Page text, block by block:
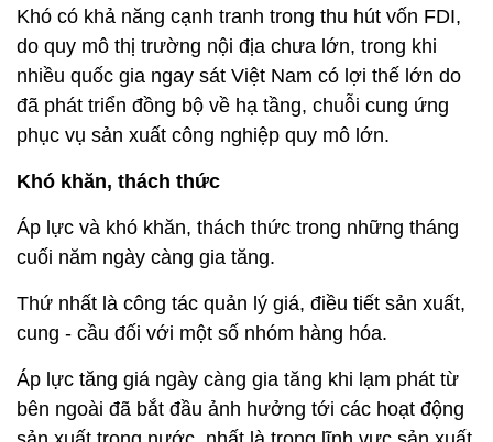
Khó có khả năng cạnh tranh trong thu hút vốn FDI,
do quy mô thị trường nội địa chưa lớn, trong khi
nhiều quốc gia ngay sát Việt Nam có lợi thế lớn do
đã phát triển đồng bộ về hạ tầng, chuỗi cung ứng
phục vụ sản xuất công nghiệp quy mô lớn.
Khó khăn, thách thức
Áp lực và khó khăn, thách thức trong những tháng
cuối năm ngày càng gia tăng.
Thứ nhất là công tác quản lý giá, điều tiết sản xuất,
cung - cầu đối với một số nhóm hàng hóa.
Áp lực tăng giá ngày càng gia tăng khi lạm phát từ
bên ngoài đã bắt đầu ảnh hưởng tới các hoạt động